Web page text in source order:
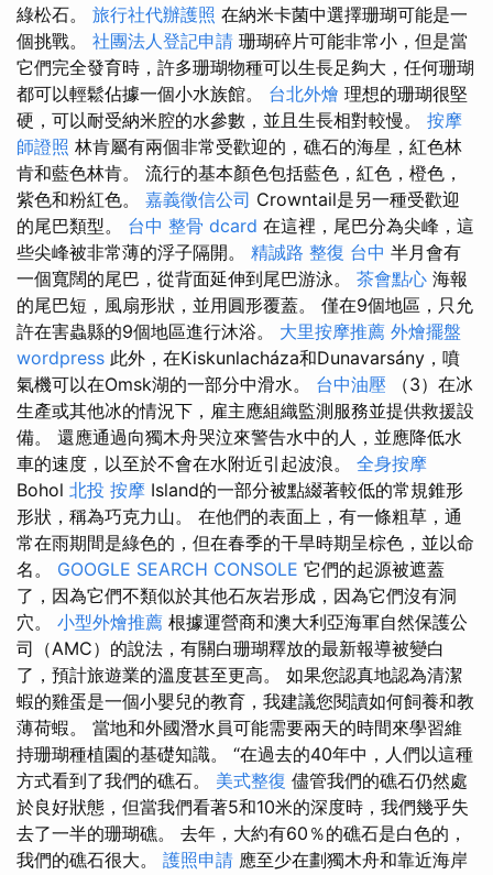
綠松石。 旅行社代辦護照 在納米卡菌中選擇珊瑚可能是一
個挑戰。 社團法人登記申請 珊瑚碎片可能非常小，但是當
它們完全發育時，許多珊瑚物種可以生長足夠大，任何珊瑚
都可以輕鬆佔據一個小水族館。 台北外燴 理想的珊瑚很堅
硬，可以耐受納米腔的水參數，並且生長相對較慢。 按摩
師證照 林肯屬有兩個非常受歡迎的，礁石的海星，紅色林
肯和藍色林肯。 流行的基本顏色包括藍色，紅色，橙色，
紫色和粉紅色。 嘉義徵信公司 Crowntail是另一種受歡迎
的尾巴類型。 台中 整骨 dcard 在這裡，尾巴分為尖峰，這
些尖峰被非常薄的浮子隔開。 精誠路 整復 台中 半月會有
一個寬闊的尾巴，從背面延伸到尾巴游泳。 茶會點心 海報
的尾巴短，風扇形狀，並用圓形覆蓋。 僅在9個地區，只允
許在害蟲縣的9個地區進行沐浴。 大里按摩推薦 外燴擺盤
wordpress 此外，在Kiskunlacháza和Dunavarsány，噴
氣機可以在Omsk湖的一部分中滑水。 台中油壓 （3）在冰
生產或其他冰的情況下，雇主應組織監測服務並提供救援設
備。 還應通過向獨木舟哭泣來警告水中的人，並應降低水
車的速度，以至於不會在水附近引起波浪。 全身按摩
Bohol 北投 按摩 Island的一部分被點綴著較低的常規錐形
形狀，稱為巧克力山。 在他們的表面上，有一條粗草，通
常在雨期間是綠色的，但在春季的干旱時期呈棕色，並以命
名。 GOOGLE SEARCH CONSOLE 它們的起源被遮蓋
了，因為它們不類似於其他石灰岩形成，因為它們沒有洞
穴。 小型外燴推薦 根據運營商和澳大利亞海軍自然保護公
司（AMC）的說法，有關白珊瑚釋放的最新報導被變白
了，預計旅遊業的溫度甚至更高。 如果您認真地認為清潔
蝦的雞蛋是一個小嬰兒的教育，我建議您閱讀如何飼養和教
薄荷蝦。 當地和外國潛水員可能需要兩天的時間來學習維
持珊瑚種植園的基礎知識。 “在過去的40年中，人們以這種
方式看到了我們的礁石。 美式整復 儘管我們的礁石仍然處
於良好狀態，但當我們看著5和10米的深度時，我們幾乎失
去了一半的珊瑚礁。 去年，大約有60％的礁石是白色的，
我們的礁石很大。 護照申請 應至少在劃獨木舟和靠近海岸